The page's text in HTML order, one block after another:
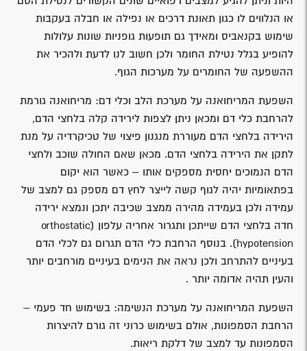
או הנלווים לו כגון תאונת דרכים או נפילה או חבלה בעקבות
שימוש בקנאביס ומאידך גם תופעות גופניות שונות עלולות
להופיע בגלל נטילת החומר ולכן חשוב לנו לדעת ולהכיר את
ההשפעה של החומרים על מערכות הגוף.
השפעת המריחואנה על מערכת הלב וכלי דם: מריחואנה גורמת
להרחבת כלי דם ומכאן ניתן לצפות לירידה קלה בלחצי הדם,
הירידה בלחצי הדם מעוררת מנגנון פיצוי של טכיקרדיה על מנת
לתקן את הירידה בלחצי הדם. מכאן שאם החולה שוכב ולחצי
הדם הנמוכים יחסית מספקים אותו – כאשר הוא יקום
בפתאומיות יהיה לגוף קשה לייצר לחץ דם מספק גם למצב של
עמידה ולכן בעמידה מהירה ממצב שכיבה יתכן ונמצא ירידה
חדה בלחצי הדם שייתכן ותגרור אחריה עלפון (orthostatic
hypotension). בנוסף הרחבת כלי הדם תגרום גם לכלי הדם
בעיניים להתרחב ולכן נראה את הנימים בעיניים מורחבים יותר
והעין תהיה אדומה יותר .
השפעת המריחואנה על מערכת הנשימה: בשימוש חד פעמי –
הרחבת הסמפונות, אולם בשימוש כרוני זה גורם להיצרות
הסמפונות עד למצב של דלקת ריאות.